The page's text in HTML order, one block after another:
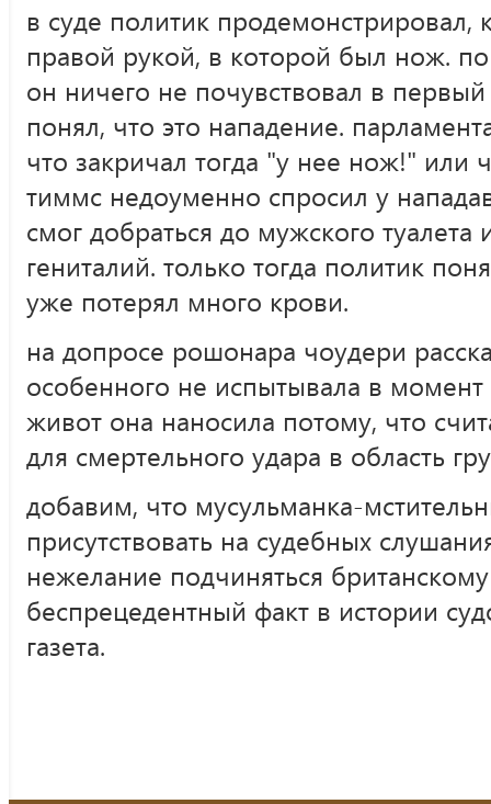
в суде политик продемонстрировал,
правой рукой, в которой был нож.
он ничего не почувствовал в
понял, что это нападение.
что закричал тогда "у нее нож!" или
тиммс недоуменно спросил у
смог добраться до мужского туалета
гениталий. только тогда политик
уже потерял много крови.
на допросе рошонара чоудери
особенного не испытывала в
живот она наносила потому, что
для смертельного удара в область
добавим, что мусульманка-
присутствовать на судебных
нежелание подчиняться
беспрецедентный факт в истории
газета.